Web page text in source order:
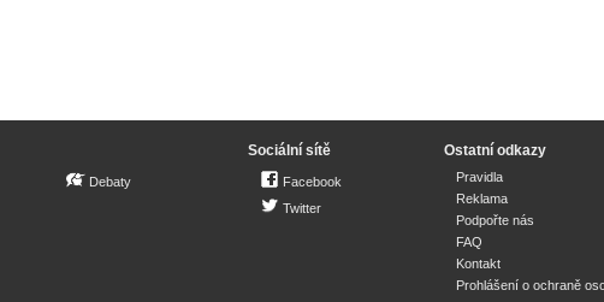
Debaty
Sociální sítě
Facebook
Twitter
Ostatní odkazy
Pravidla
Reklama
Podpořte nás
FAQ
Kontakt
Prohlášení o ochraně